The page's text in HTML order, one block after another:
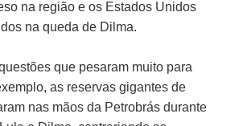
na região e os Estados Unidos
na queda de Dilma.
que pesaram muito para
as reservas gigantes de
nas mãos da Petrobrás durante